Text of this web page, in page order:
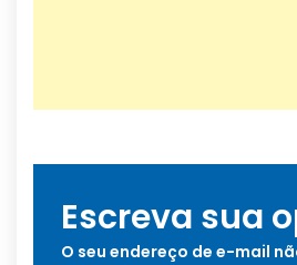
Escreva sua
O seu endereço de e-mail